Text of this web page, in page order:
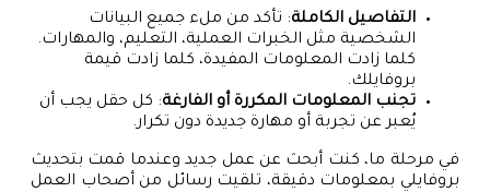
التفاصيل الكاملة: تأكد من ملء جميع البيانات
الشخصية مثل الخبرات العملية، التعليم، والمهارات.
كلما زادت المعلومات المفيدة، كلما زادت قيمة
بروفايلك.
تجنب المعلومات المكررة أو الفارغة: كل حقل يجب أن
يُعبر عن تجربة أو مهارة جديدة دون تكرار.
في مرحلة ما، كنت أبحث عن عمل جديد وعندما قمت بتحديث
بروفايلي بمعلومات دقيقة، تلقيت رسائل من أصحاب العمل